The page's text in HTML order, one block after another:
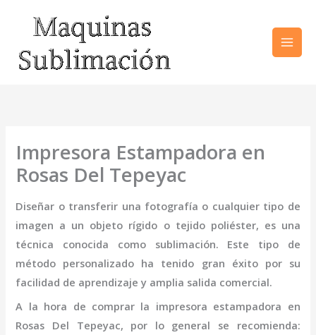
contenido
Impresora Estampadora en
Rosas Del Tepeyac
Diseñar o transferir una fotografía o cualquier tipo de
imagen a un objeto rígido o tejido poliéster, es una
técnica conocida como sublimación. Este tipo de
método personalizado ha tenido gran éxito por su
facilidad de aprendizaje y amplia salida comercial.
A la hora de comprar la impresora estampadora en
Rosas Del Tepeyac, por lo general se recomienda: